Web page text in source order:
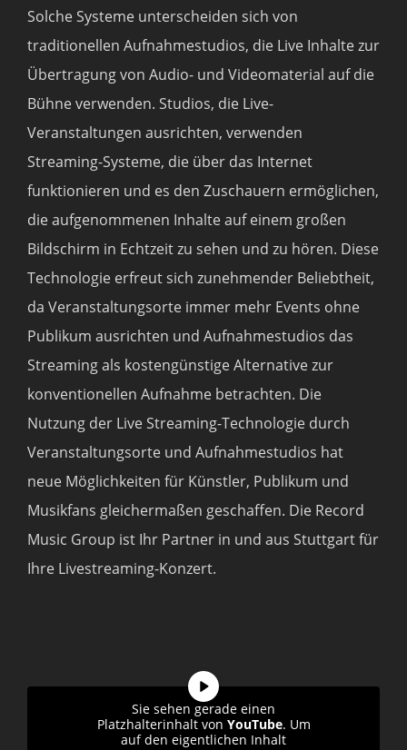
Solche Systeme unterscheiden sich von
traditionellen Aufnahmestudios, die Live Inhalte zur
Übertragung von Audio- und Videomaterial auf die
Bühne verwenden. Studios, die Live-
Veranstaltungen ausrichten, verwenden
Streaming-Systeme, die über das Internet
funktionieren und es den Zuschauern ermöglichen,
die aufgenommenen Inhalte auf einem großen
Bildschirm in Echtzeit zu sehen und zu hören. Diese
Technologie erfreut sich zunehmender Beliebtheit,
da Veranstaltungsorte immer mehr Events ohne
Publikum ausrichten und Aufnahmestudios das
Streaming als kostengünstige Alternative zur
konventionellen Aufnahme betrachten. Die
Nutzung der Live Streaming-Technologie durch
Veranstaltungsorte und Aufnahmestudios hat
neue Möglichkeiten für Künstler, Publikum und
Musikfans gleichermaßen geschaffen. Die Record
Music Group ist Ihr Partner in und aus Stuttgart für
Ihre Livestreaming-Konzert.
Sie sehen gerade einen
Platzhalterinhalt von YouTube. Um
auf den eigentlichen Inhalt